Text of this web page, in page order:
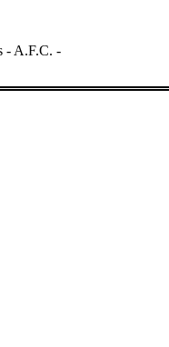
- A.F.C. -